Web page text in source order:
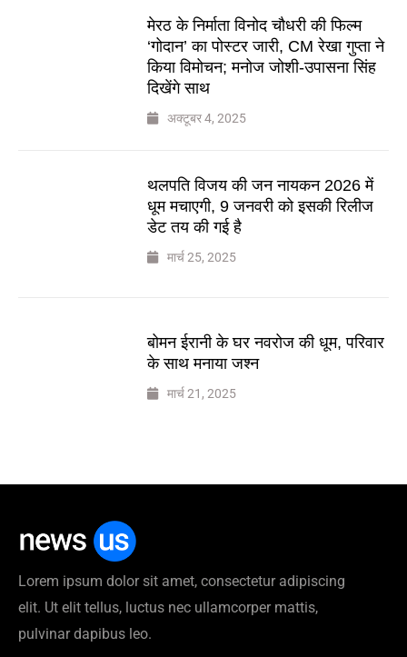
मेरठ के निर्माता विनोद चौधरी की फिल्म
‘गोदान’ का पोस्टर जारी, CM रेखा गुप्ता ने
किया विमोचन; मनोज जोशी-उपासना सिंह
दिखेंगे साथ
अक्टूबर 4, 2025
थलपति विजय की जन नायकन 2026 में
धूम मचाएगी, 9 जनवरी को इसकी रिलीज
डेट तय की गई है
मार्च 25, 2025
बोमन ईरानी के घर नवरोज की धूम, परिवार
के साथ मनाया जश्न
मार्च 21, 2025
Lorem ipsum dolor sit amet, consectetur adipiscing
elit. Ut elit tellus, luctus nec ullamcorper mattis,
pulvinar dapibus leo.